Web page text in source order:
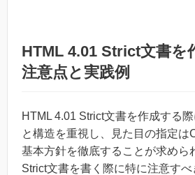
HTML 4.01 Strict文書を
注意点と実践例
HTML 4.01 Strict文書を作成する
と構造を重視し、見た目の指定は
基本方針を徹底することが求めら
Strict文書を書く際に特に注意す